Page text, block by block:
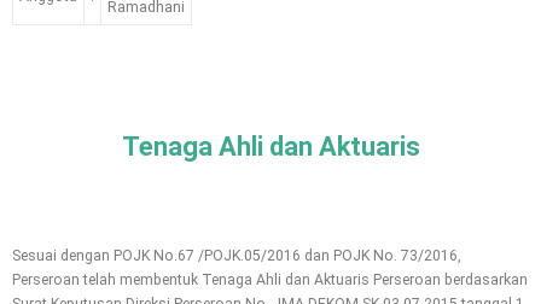
Ramadhani
Tenaga Ahli dan Aktuaris
Sesuai dengan POJK No.67 /POJK.05/2016 dan POJK No. 73/2016,
Perseroan telah membentuk Tenaga Ahli dan Aktuaris Perseroan berdasarkan